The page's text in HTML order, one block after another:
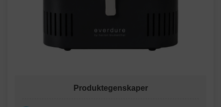
Produktegenskaper